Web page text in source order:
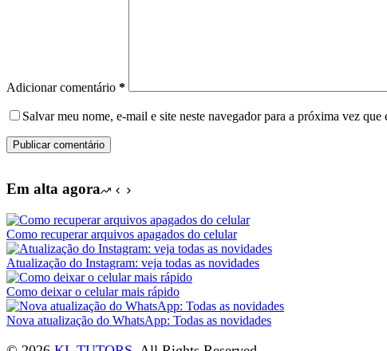
Adicionar comentário *
Salvar meu nome, e-mail e site neste navegador para a próxima vez que
Publicar comentário
Em alta agora
Como recuperar arquivos apagados do celular
Atualização do Instagram: veja todas as novidades
Como deixar o celular mais rápido
Nova atualização do WhatsApp: Todas as novidades